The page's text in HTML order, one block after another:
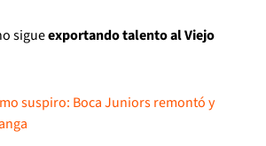
sigueexportando talento al Viejo
suspiro: Boca Juniors remontó y